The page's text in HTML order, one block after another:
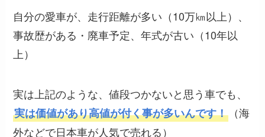
自分の愛車が、走行距離が多い（10万㎞以上）、
事故歴がある・廃車予定、年式が古い（10年以
上）
実は上記のような、値段つかないと思う車でも、
実は価値があり高値が付く事が多いんです！ （海
外などで日本車が人気で売れる）